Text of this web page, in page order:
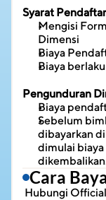
Syarat
Mengisi
Dimensi
Biaya
Biaya
Pengunduran
Biaya
Sebelum
dibayarkan
dimulai
Cara
Hubungi